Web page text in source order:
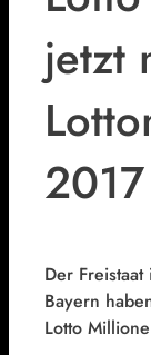
jetzt
2017
Der
Bayern
Lotto